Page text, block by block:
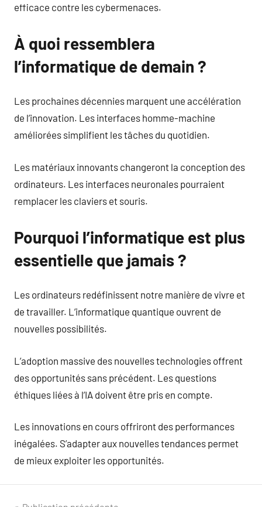
efficace contre les cybermenaces.
À quoi ressemblera
l’informatique de demain ?
Les prochaines décennies marquent une accélération
de l’innovation. Les interfaces homme-machine
améliorées simplifient les tâches du quotidien.
Les matériaux innovants changeront la conception des
ordinateurs. Les interfaces neuronales pourraient
remplacer les claviers et souris.
Pourquoi l’informatique est plus
essentielle que jamais ?
Les ordinateurs redéfinissent notre manière de vivre et
de travailler. L’informatique quantique ouvrent de
nouvelles possibilités.
L’adoption massive des nouvelles technologies offrent
des opportunités sans précédent. Les questions
éthiques liées à l’IA doivent être pris en compte.
Les innovations en cours offriront des performances
inégalées. S’adapter aux nouvelles tendances permet
de mieux exploiter les opportunités.